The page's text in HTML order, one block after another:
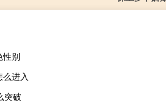
性别
进入
突破